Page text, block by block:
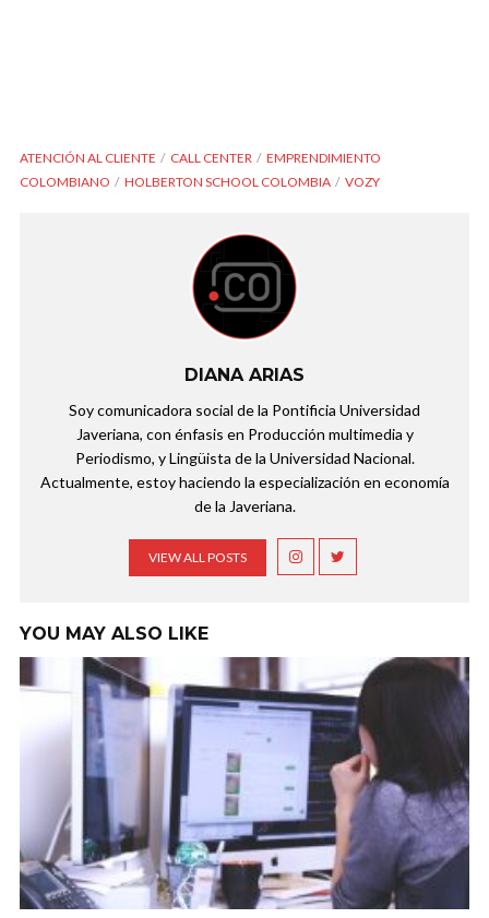
ATENCIÓN AL CLIENTE CALL CENTER
EMPRENDIMIENTO
COLOMBIANO
HOLBERTON SCHOOL COLOMBIA VOZY
DIANA ARIAS
Soy comunicadora social de la Pontificia Universidad
Javeriana, con énfasis en Producción multimedia y
Periodismo, y Lingüista de la Universidad Nacional.
Actualmente, estoy haciendo la especialización en economía
de la Javeriana.
VIEW ALL POSTS
YOU MAY ALSO LIKE